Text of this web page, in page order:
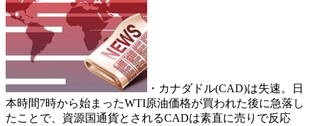
・カナダドル(CAD)は失速。日
本時間7時から始まったWTI原油価格が買われた後に急落し
たことで、資源国通貨とされるCADは素直に売りで反応